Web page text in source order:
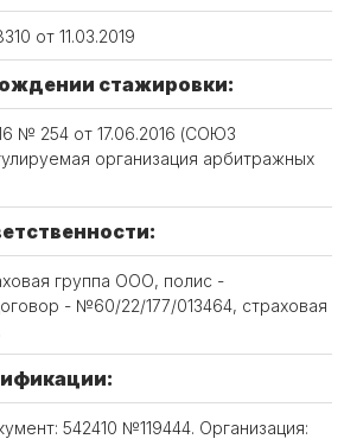
от 11.03.2019
стажировки:
№ 254 от 17.06.2016 (СОЮЗ
организация арбитражных
группа ООО, полис -
- №60/22/177/013464, страховая
542410 №119444. Организация: